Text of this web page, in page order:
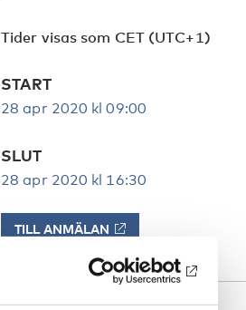
Tider visas som CET (UTC+1)
START
28 apr 2020 kl 09:00
SLUT
28 apr 2020 kl 16:30
TILL ANMÄLAN